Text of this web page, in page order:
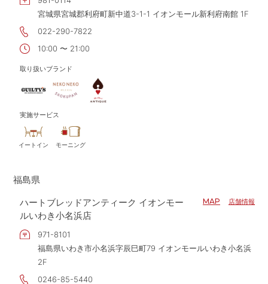
宮城県宮城郡利府町新中道3-1-1 イオンモール新利府南館 1F
022-290-7822
10:00 〜 21:00
取り扱いブランド
実施サービス
イートイン モーニング
福島県
ハートブレッドアンティーク イオンモー
ルいわき小名浜店
MAP 店舗情報
971-8101
福島県いわき市小名浜字辰巳町79 イオンモールいわき小名浜
2F
0246-85-5440